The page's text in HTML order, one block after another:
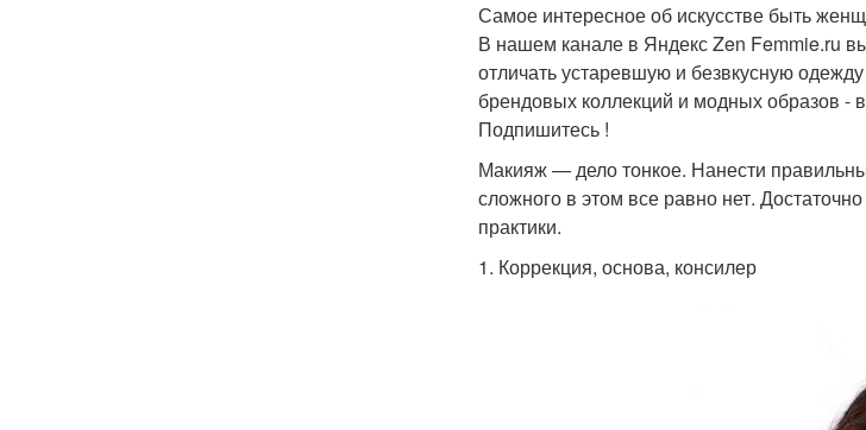
Самое интересное об искусстве быть
В нашем канале в Яндекс Zen Femmie.ru
отличать устаревшую и безвкусную
брендовых коллекций и модных образов
Подпишитесь !
Макияж — дело тонкое. Нанести
сложного в этом все равно нет.
практики.
1. Коррекция, основа, консилер